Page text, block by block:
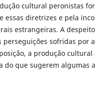
cultural peronistas
essas diretrizes e pela
estrangeiras. A
perseguições sofridas por
a produção
do que sugerem algumas